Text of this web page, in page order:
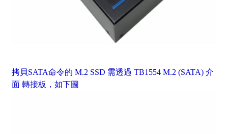
拷貝SATA命令的 M.2 SSD 需透過 TB1554 M.2 (SATA) 介
面 轉接板，如下圖